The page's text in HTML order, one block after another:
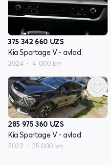
375 342 660 UZS
Kia Sportage V - avlod
2024 4 000 km
285 975 360 UZS
Kia Sportage V - avlod
2022 25 000 km